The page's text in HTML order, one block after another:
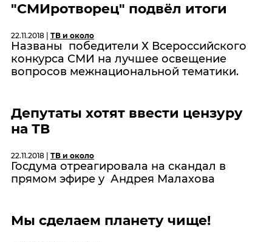
"СМИротворец" подвёл итоги
22.11.2018 | ТВ и около
Названы победители Х Всероссийского
конкурса СМИ на лучшее освещение
вопросов межнациональной тематики.
Депутаты хотят ввести цензуру
на ТВ
22.11.2018 | ТВ и около
Госдума отреагировала на скандал в
прямом эфире у Андрея Малахова
Мы сделаем планету чище!